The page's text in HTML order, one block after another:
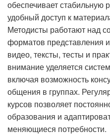
обеспечивает стабильную
удобный доступ к
Методисты работают над
форматов представления
видео, тексты, тесты и
внимание уделяется
включая возможность
общения в группах.
курсов позволяет
образования и
меняющиеся потребности.